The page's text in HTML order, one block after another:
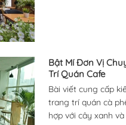
Bật Mí Đơn Vị
Trí Quán Cafe
Bài viết cung cấp
trang trí quán cà
hợp với cây xanh